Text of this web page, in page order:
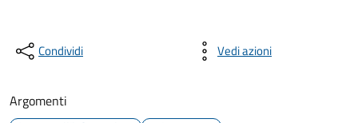
Condividi Vedi azioni
Argomenti